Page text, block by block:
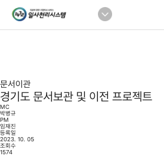
문서이관
경기도 문서보관 및 이전 프로젝트
MC
박병규
PM
임재진
등록일
2023. 10. 05
조회수
1574